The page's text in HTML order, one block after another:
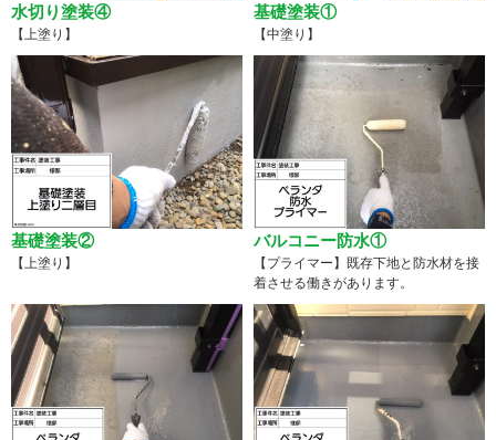
水切り塗装④
【上塗り】
基礎塗装①
【中塗り】
基礎塗装②
【上塗り】
バルコニー防水①
【プライマー】既存下地と防水材を接
着させる働きがあります。